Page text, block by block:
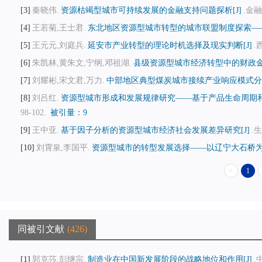
3 秦晓伟. 资源枯竭型城市可持续发展的金融支持问题探析[J] .金
4
王若菊,王士君. 东北地区资源型城市转型的城市联盟制度探索
5
王元元,刘庭兵. 延安市产业转型的理论时机选择及现实判断[J] .
6 朱凯林,黄朱文,宁纲,邓祖湖. 县级资源型城市经济转型中的财政
7 刘耀彬,宋文君,万力. 中部地区典型煤炭城市接续产业响应模式
8 刘吕红. 资源型城市形成和发展规律研究——基于产品生命周期
98-102. 被引量：9
9
王中亚. 基于因子分析的资源型城市经济社会发展差异研究[J] .
10 刘霄泉,李国平. 资源型城市的转型发展选择——以辽宁大石桥
< 1
同被引文献 426
1 郭克莎,彭继宗. 制造业在中国新发展阶段的战略地位和作用[J] .